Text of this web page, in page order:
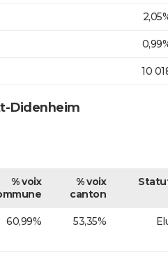
10
Didenheim
% voix
% voix
canton
60,99% 53,35%